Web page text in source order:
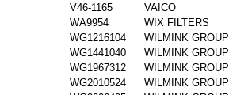
V46-1165
VAICO
WA9954
WIX FILTERS
WG1216104
WILMINK GROUP
WG1441040
WILMINK GROUP
WG1967312
WILMINK GROUP
WG2010524
WILMINK GROUP